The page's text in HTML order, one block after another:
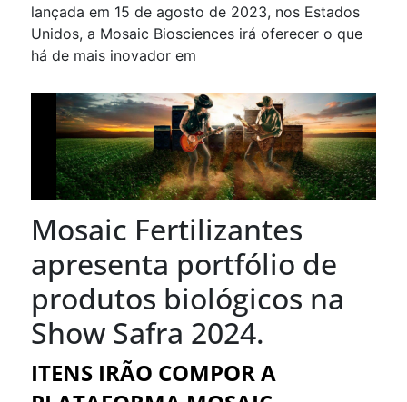
lançada em 15 de agosto de 2023, nos Estados
Unidos, a Mosaic Biosciences irá oferecer o que
há de mais inovador em
Mosaic Fertilizantes
apresenta portfólio de
produtos biológicos na
Show Safra 2024.
ITENS IRÃO COMPOR A